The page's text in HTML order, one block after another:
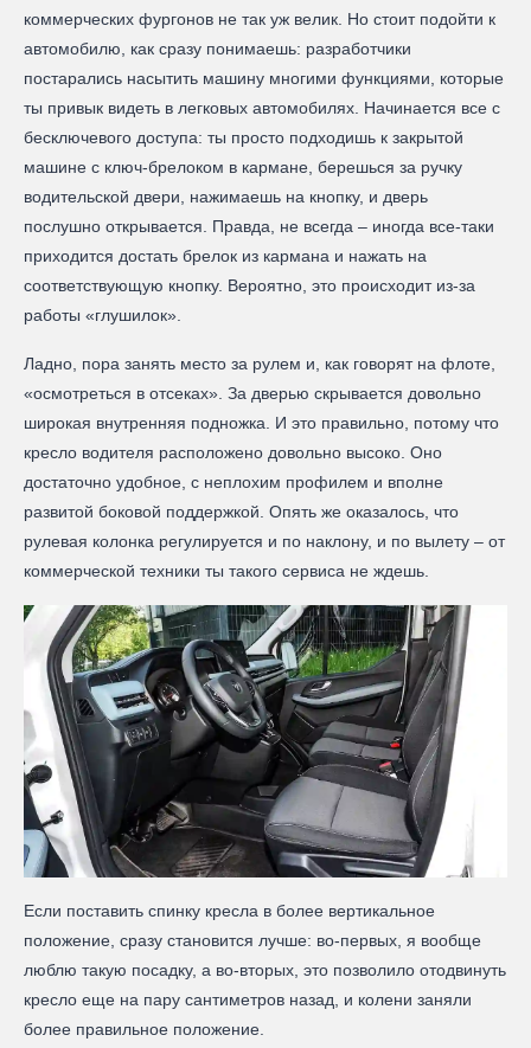
коммерческих фургонов не так уж велик. Но стоит подойти к
автомобилю, как сразу понимаешь: разработчики
постарались насытить машину многими функциями, которые
ты привык видеть в легковых автомобилях. Начинается все с
бесключевого доступа: ты просто подходишь к закрытой
машине с ключ-брелоком в кармане, берешься за ручку
водительской двери, нажимаешь на кнопку, и дверь
послушно открывается. Правда, не всегда – иногда все-таки
приходится достать брелок из кармана и нажать на
соответствующую кнопку. Вероятно, это происходит из-за
работы «глушилок».
Ладно, пора занять место за рулем и, как говорят на флоте,
«осмотреться в отсеках». За дверью скрывается довольно
широкая внутренняя подножка. И это правильно, потому что
кресло водителя расположено довольно высоко. Оно
достаточно удобное, с неплохим профилем и вполне
развитой боковой поддержкой. Опять же оказалось, что
рулевая колонка регулируется и по наклону, и по вылету – от
коммерческой техники ты такого сервиса не ждешь.
Если поставить спинку кресла в более вертикальное
положение, сразу становится лучше: во-первых, я вообще
люблю такую посадку, а во-вторых, это позволило отодвинуть
кресло еще на пару сантиметров назад, и колени заняли
более правильное положение.